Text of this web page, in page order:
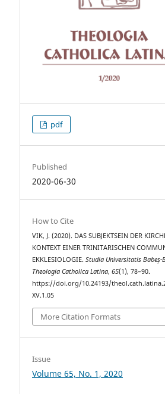
pdf
Published
2020-06-30
How to Cite
VIK, J. (2020). DAS SUBJEKTSEIN DER
KONTEXT EINER TRINITARISCHEN
EKKLESIOLOGIE.Studia Universitatis Babeș-
Theologia Catholica Latina,65(1), 78–90.
https://doi.org/10.24193/
XV.1.05
More Citation Formats
Issue
Volume 65, No. 1, 2020